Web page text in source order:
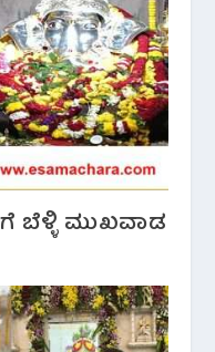
ಬೆಳ್ಳಿ ಮುಖವಾಡ